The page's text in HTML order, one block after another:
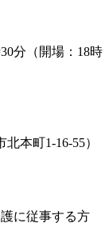
分（開場：18時
本町1-16-55）
に従事する方